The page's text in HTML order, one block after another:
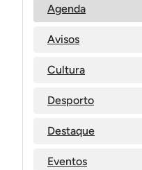
Agenda
Avisos
Cultura
Desporto
Destaque
Eventos